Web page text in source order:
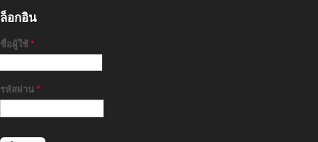
ล็อกอิน
ชื่อผู้ใช้ *
รหัสผ่าน *